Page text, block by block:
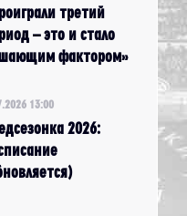
третий
– это и стало
фактором»
13:00
2026: